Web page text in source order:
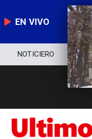
EN VIVO
NOTICIERO